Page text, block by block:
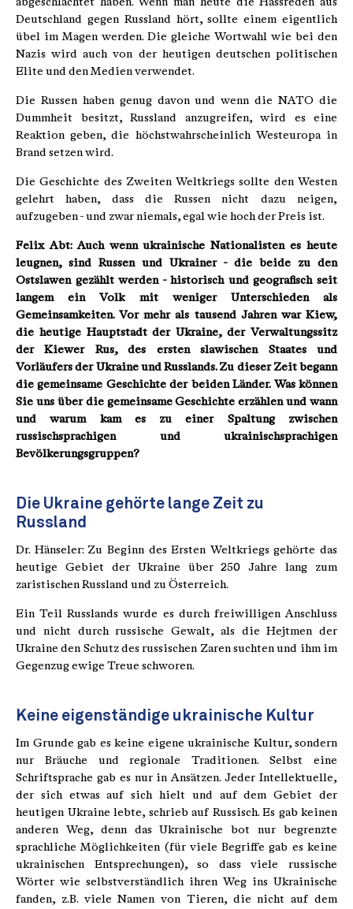
Deutschland gegen Russland hört, sollte einem eigentlich
übel im Magen werden. Die gleiche Wortwahl wie bei den
Nazis wird auch von der heutigen deutschen politischen
Elite und den Medien verwendet.
Die Russen haben genug davon und wenn die NATO die
Dummheit besitzt, Russland anzugreifen, wird es eine
Reaktion geben, die höchstwahrscheinlich Westeuropa in
Brand setzen wird.
Die Geschichte des Zweiten Weltkriegs sollte den Westen
gelehrt haben, dass die Russen nicht dazu neigen,
aufzugeben - und zwar niemals, egal wie hoch der Preis ist.
Felix Abt: Auch wenn ukrainische Nationalisten es heute
leugnen, sind Russen und Ukrainer - die beide zu den
Ostslawen gezählt werden - historisch und geografisch seit
langem ein Volk mit weniger Unterschieden als
Gemeinsamkeiten. Vor mehr als tausend Jahren war Kiew,
die heutige Hauptstadt der Ukraine, der Verwaltungssitz
der Kiewer Rus, des ersten slawischen Staates und
Vorläufers der Ukraine und Russlands. Zu dieser Zeit begann
die gemeinsame Geschichte der beiden Länder. Was können
Sie uns über die gemeinsame Geschichte erzählen und wann
und warum kam es zu einer Spaltung zwischen
russischsprachigen und ukrainischsprachigen
Bevölkerungsgruppen?
Die Ukraine gehörte lange Zeit zu
Russland
Dr. Hänseler: Zu Beginn des Ersten Weltkriegs gehörte das
heutige Gebiet der Ukraine über 250 Jahre lang zum
zaristischen Russland und zu Österreich.
Ein Teil Russlands wurde es durch freiwilligen Anschluss
und nicht durch russische Gewalt, als die Hejtmen der
Ukraine den Schutz des russischen Zaren suchten und ihm im
Gegenzug ewige Treue schworen.
Keine eigenständige ukrainische Kultur
Im Grunde gab es keine eigene ukrainische Kultur, sondern
nur Bräuche und regionale Traditionen. Selbst eine
Schriftsprache gab es nur in Ansätzen. Jeder Intellektuelle,
der sich etwas auf sich hielt und auf dem Gebiet der
heutigen Ukraine lebte, schrieb auf Russisch. Es gab keinen
anderen Weg, denn das Ukrainische bot nur begrenzte
sprachliche Möglichkeiten (für viele Begriffe gab es keine
ukrainischen Entsprechungen), so dass viele russische
Wörter wie selbstverständlich ihren Weg ins Ukrainische
fanden, z.B. viele Namen von Tieren, die nicht auf dem